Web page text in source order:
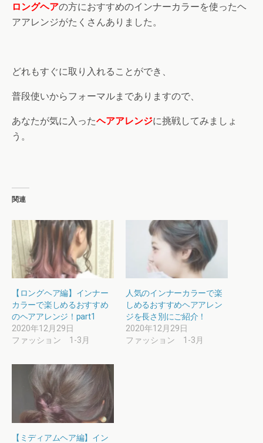
ロングヘアの方におすすめのインナーカラーを使ったヘ
アアレンジがたくさんありました。
どれもすぐに取り入れることができ、
普段使いからフォーマルまでありますので、
あなたが気に入ったヘアアレンジに挑戦してみましょ
う。
関連
【ロングヘア編】インナー
カラーで楽しめるおすすめ
のヘアアレンジ！part1
2020年12月29日
ファッション 1-3月
人気のインナーカラーで楽
しめるおすすめヘアアレン
ジを長さ別にご紹介！
2020年12月29日
ファッション 1-3月
【ミディアムヘア編】イン